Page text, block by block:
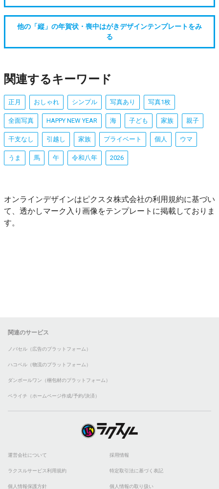
他の「縦」の年賀状・喪中はがきデザインテンプレートをみ
る
関連するキーワード
正月 おしゃれ シンプル 写真あり 写真1枚
全面写真 HAPPY NEW YEAR 海 子ども 家族 親子
干支なし 引越し 家族 プライベート 個人 ウマ
うま 馬 午 令和八年 2026
オンラインデザインはピクスタ株式会社の利用規約に基づい
て、透かしマーク入り画像をテンプレートに掲載しておりま
す。
関連のサービス
ノバセル（広告のプラットフォーム）
ハコベル（物流のプラットフォーム）
ダンボールワン（梱包材のプラットフォーム）
ペライチ（ホームページ作成/予約/決済）
運営会社について 採用情報
ラクスルサービス利用規約 特定取引法に基づく表記
個人情報保護方針 個人情報の取り扱い